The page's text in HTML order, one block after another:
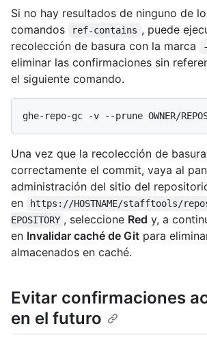
Si no hay resultados de ninguno de
comandos
ref-contains , puede
recolección de basura con la marca
eliminar las confirmaciones sin
el siguiente comando.
Una vez que la recolección de
correctamente el commit, vaya al
administración del sitio del
en
https://HOSTNAME/stafftools/
EPOSITORY , seleccione Red y, a
en Invalidar caché de Git para
almacenados en caché.
Evitar confirmaciones
en el futuro